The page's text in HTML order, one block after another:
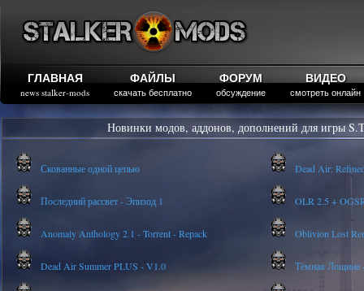
ГЛАВНАЯ
news stalker-mods
ФАЙЛЫ
скачать бесплатно
ФОРУМ
обсуждение
ВИДЕО
смотреть онлайн
Новинки модов, аддонов, дополнений для игры
Скованные одной цепью Dead Air:
Последний рассвет - Эпизод 1 OLR 2.5 +
Anomaly Anthology 2.1 - Torrent - Repack Oblivion Lost
Dead Air Summer PLUS - V1.0 Тёмная Лощина